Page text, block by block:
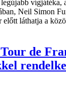
vígjátéka,
Neil Simon
előtt láthatja a
de